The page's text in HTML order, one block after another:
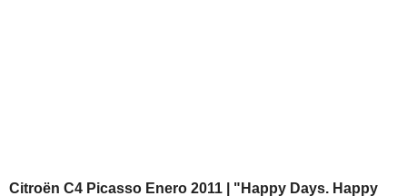
Citroën C4 Picasso Enero 2011 | "Happy Days. Happy